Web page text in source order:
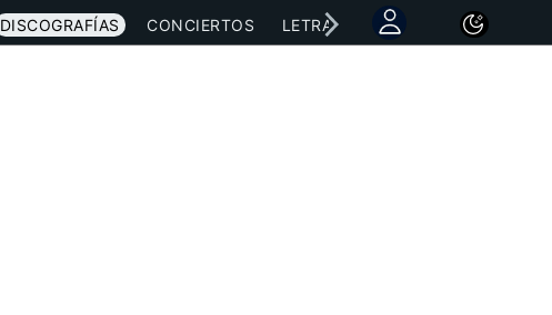
DISCOGRAFÍAS CONCIERTOS LETRAS NOTICIAS